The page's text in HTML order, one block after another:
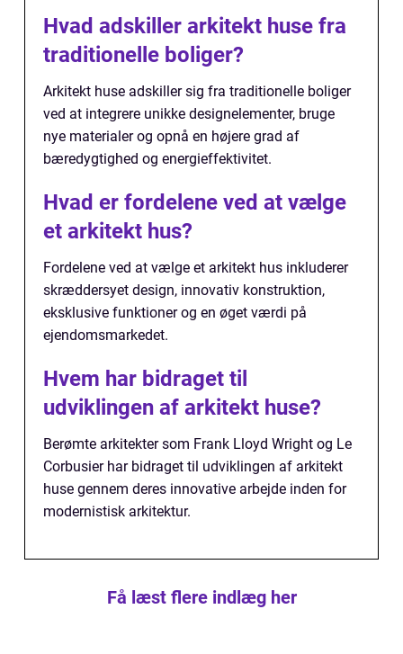
Hvad adskiller arkitekt huse fra
traditionelle boliger?
Arkitekt huse adskiller sig fra traditionelle boliger
ved at integrere unikke designelementer, bruge
nye materialer og opnå en højere grad af
bæredygtighed og energieffektivitet.
Hvad er fordelene ved at vælge
et arkitekt hus?
Fordelene ved at vælge et arkitekt hus inkluderer
skræddersyet design, innovativ konstruktion,
eksklusive funktioner og en øget værdi på
ejendomsmarkedet.
Hvem har bidraget til
udviklingen af arkitekt huse?
Berømte arkitekter som Frank Lloyd Wright og Le
Corbusier har bidraget til udviklingen af arkitekt
huse gennem deres innovative arbejde inden for
modernistisk arkitektur.
Få læst flere indlæg her